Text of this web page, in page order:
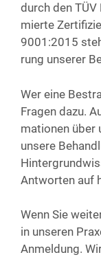
durch den
mier­te
9001:2015
rung unse­rer
Wer eine
Fra­gen dazu.
ma­tio­nen über
unse­re
Ant­wor­ten auf
Wenn Sie
in unse­ren
Anmel­dung.